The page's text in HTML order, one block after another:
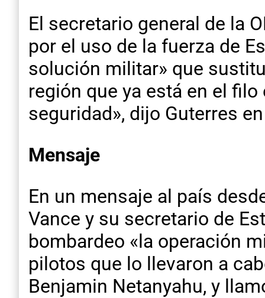
El secretario general de la
por el uso de la fuerza de
solución militar» que
región que ya está en el
seguridad», dijo Guterres
Mensaje
En un mensaje al país
Vance y su secretario de
bombardeo «la operación
pilotos que lo llevaron a
Benjamin Netanyahu, y